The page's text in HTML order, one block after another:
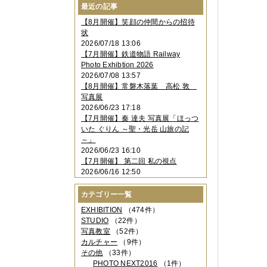
2024年04月
2024年03月（3件）
2024年02月（2件）
2023年12月
2023年11月 （4件）
2023年10月（3件）
2023年09月（4件）
2023年08月 （1件）
2023年06月（3件）
2023年05月
2023年04月 （2件）
2023年03月（5件）
2023年02月（3件）
2023年01月
2022年12月 （3件）
2022年11月（2件）
2022年10月（4件）
2022年09月（2件）
2022年08月
（3件）
2022年07月（3件）
2022年05月（4件）
2022年04月（2件）
2022年03月
（5件）
2022年02月（3件）
2022年01月（3件）
最近の記事
【8月開催】笑顔の仲間からの招待
状
2026/07/18 13:06
【7月開催】鉄道物語 Railway
Photo Exhibtion 2026
2026/07/08 13:57
【8月開催】常磐木落葉 高松 敦
写真展
2026/06/23 17:18
【7月開催】秦 達夫 写真展「ほっつ
いた ぐりん ～聖・光岳 山旅の記
～」
2026/06/23 16:10
【7月開催】 第二回 私の視点
2026/06/16 12:50
カテゴリー一覧
EXHIBITION （474件）
STUDIO （22件）
写真教室（52件）
カルチャー （9件）
その他 （33件）
PHOTO NEXT2016 （1件）